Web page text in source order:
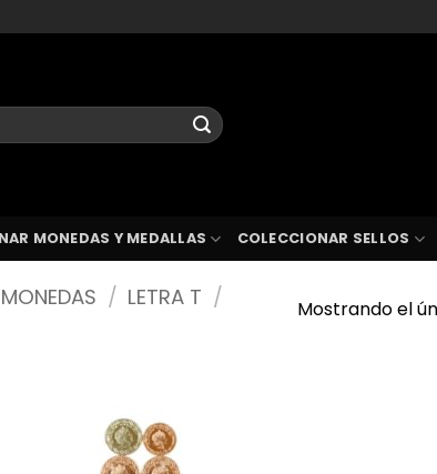
MONEDAS Y MEDALLAS COLECCIONAR SELLOS
/ LETRA T /
Mostrando el